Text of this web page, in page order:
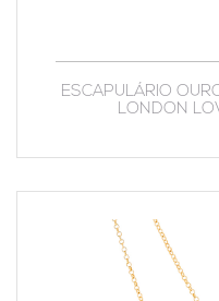
ESCAPULÁRIO
LONDON